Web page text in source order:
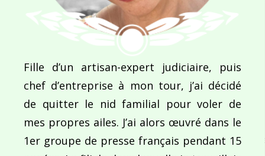
Enregistrer mon nom, mon e-mail et mon site dans le navigateur pour mon prochain commentaire.
Ce site utilise Akismet pour réduire les
Fille d’un artisan-expert judiciaire, puis
chef d’entreprise à mon tour, j’ai décidé
de quitter le nid familial pour voler de
mes propres ailes. J’ai alors œuvré dans le
1er groupe de presse français pendant 15